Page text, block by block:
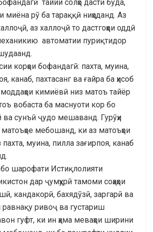
тайии солҳо дастӣ буда,
миёна рӯ ба тараққӣ ниҳоданд. Аз
аз халлоҷӣ то дастгоҳҳои оддӣ
механикию автоматии пуриқтидор
корҳои бофандагӣ: пахта, муина,
канаб, пахтасанг ва ғайра ба ҳисоб
кимиёвӣ низ матоъ тайёр
вобаста ба маснуоти кор бо
ва сунъӣ ҷудо мешаванд. Гурӯҳи
матоъҳое мебошанд, ки аз матоъҳои
пахта, муина, пилла зағирпоя, канаб
шарофати Истиқлолияти
дар ҷумҳурӣ тамоми соҳаҳои
кандакорӣ, бахядӯзӣ, заргарӣ ва
равнақу ривоҷ ва густариш
гуфт, ки ин ҳама меваҳои ширини